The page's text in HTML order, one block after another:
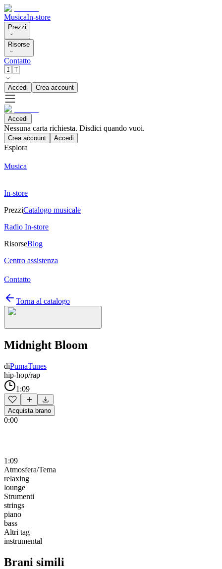
MusicaIn-store
Prezzi
Risorse
Contatto
🇮🇹
Accedi Crea account
Accedi
Nessuna carta richiesta. Disdici quando vuoi.
Crea account Accedi
Esplora
Musica
In-store
PrezziCatalogo musicale
Radio In-store
RisorseBlog
Centro assistenza
Contatto
Torna al catalogo
Midnight Bloom
diPumaTunes
hip-hop/rap
1:09
Acquista brano
0:00
1:09
Atmosfera/Tema
relaxing
lounge
Strumenti
strings
piano
bass
Altri tag
instrumental
Brani simili